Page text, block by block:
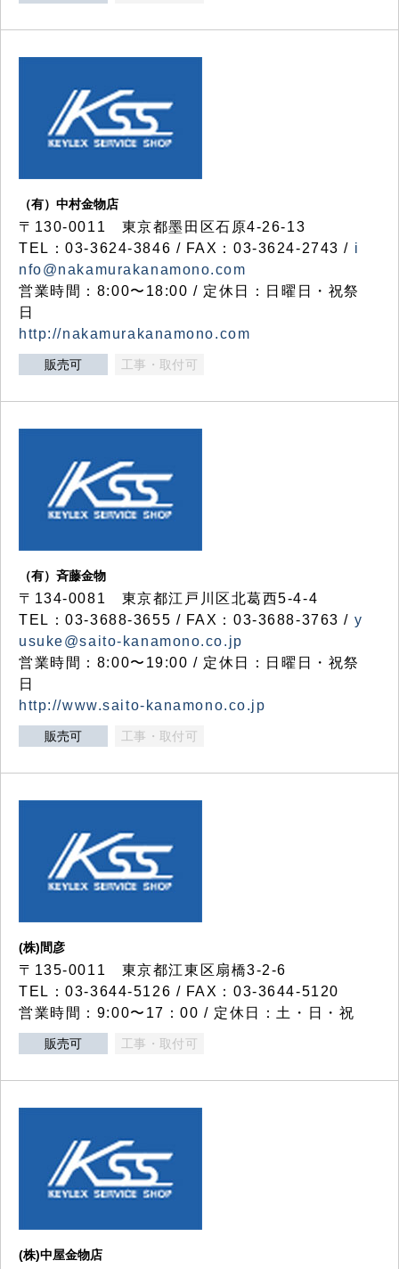
（有）中村金物店
〒130-0011 東京都墨田区石原4-26-13
TEL：03-3624-3846 / FAX：03-3624-2743 / i
nfo@nakamurakanamono.com
営業時間：8:00〜18:00 / 定休日：日曜日・祝祭
日
http://nakamurakanamono.com
販売可 工事・取付可
（有）斉藤金物
〒134-0081 東京都江戸川区北葛西5-4-4
TEL：03-3688-3655 / FAX：03-3688-3763 / y
usuke@saito-kanamono.co.jp
営業時間：8:00〜19:00 / 定休日：日曜日・祝祭
日
http://www.saito-kanamono.co.jp
販売可 工事・取付可
(株)間彦
〒135-0011 東京都江東区扇橋3-2-6
TEL：03-3644-5126 / FAX：03-3644-5120
営業時間：9:00〜17：00 / 定休日：土・日・祝
販売可 工事・取付可
(株)中屋金物店